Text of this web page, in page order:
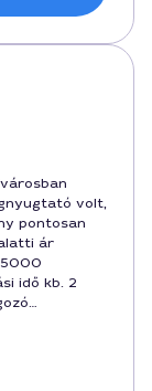
volt,
pontosan
ár
idő kb. 2